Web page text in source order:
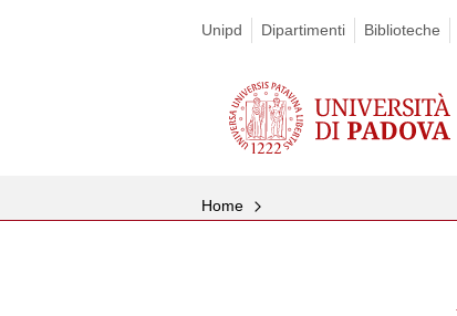
Unipd Dipartimenti Biblioteche
Home